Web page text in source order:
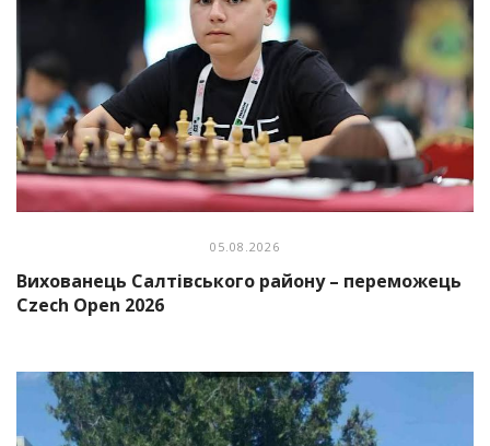
05.08.2026
Вихованець Салтівського району – переможець
Czech Open 2026